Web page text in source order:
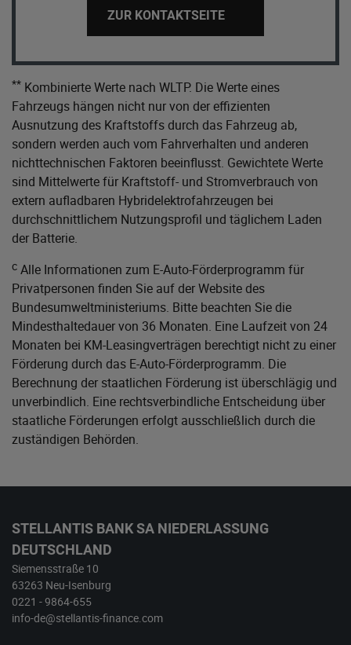
ZUR KONTAKTSEITE
** Kombinierte Werte nach WLTP. Die Werte eines
Fahrzeugs hängen nicht nur von der effizienten
Ausnutzung des Kraftstoffs durch das Fahrzeug ab,
sondern werden auch vom Fahrverhalten und anderen
nichttechnischen Faktoren beeinflusst. Gewichtete Werte
sind Mittelwerte für Kraftstoff- und Stromverbrauch von
extern aufladbaren Hybridelektrofahrzeugen bei
durchschnittlichem Nutzungsprofil und täglichem Laden
der Batterie.
c Alle Informationen zum E-Auto-Förderprogramm für
Privatpersonen finden Sie auf der Website des
Bundesumweltministeriums. Bitte beachten Sie die
Mindesthaltedauer von 36 Monaten. Eine Laufzeit von 24
Monaten bei KM-Leasingverträgen berechtigt nicht zu einer
Förderung durch das E-Auto-Förderprogramm. Die
Berechnung der staatlichen Förderung ist überschlägig und
unverbindlich. Eine rechtsverbindliche Entscheidung über
staatliche Förderungen erfolgt ausschließlich durch die
zuständigen Behörden.
STELLANTIS BANK SA NIEDERLASSUNG
DEUTSCHLAND
Siemensstraße 10
63263 Neu-Isenburg
0221 - 9864-655
info-de@stellantis-finance.com